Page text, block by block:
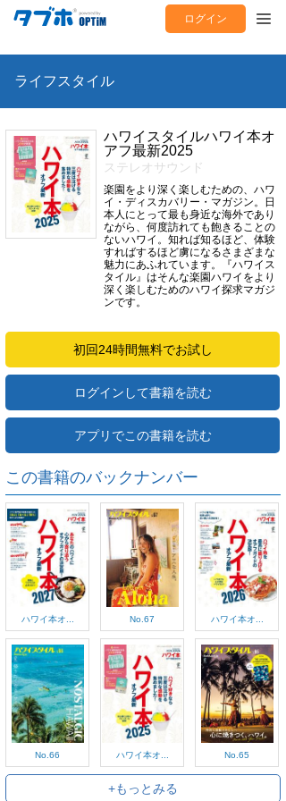
ログイン
ライフスタイル
ハワイスタイルハワイ本オ
アフ最新2025
ステレオサウンド
楽園をより深く楽しむための、ハワ
イ・ディスカバリー・マガジン。日
本人にとって最も身近な海外であり
ながら、何度訪れても飽きることの
ないハワイ。知れば知るほど、体験
すればするほど虜になるさまざまな
魅力にあふれています。『ハワイス
タイル』はそんな楽園ハワイをより
深く楽しむためのハワイ探求マガジ
ンです。
初回24時間無料でお試し
ログインして書籍を読む
アプリでこの書籍を読む
この書籍のバックナンバー
ハワイ本オ... No.67 ハワイ本オ...
No.66 ハワイ本オ... No.65
+もっとみる